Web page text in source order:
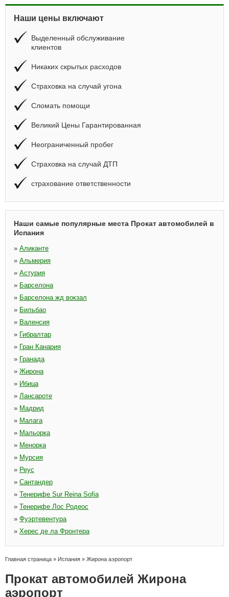
Наши цены включают
Выделенный обслуживание
клиентов
Никаких скрытых расходов
Страховка на случай угона
Сломать помощи
Великий Цены Гарантированная
Неограниченный пробег
Страховка на случай ДТП
страхование ответственности
Наши самые популярные места Прокат автомобилей в
Испания
» Аликанте
» Альмерия
» Астурия
» Барселона
» Барселона жд вокзал
» Бильбао
» Валенсия
» Гибралтар
» Гран Канария
» Гранада
» Жирона
» Ибица
» Лансароте
» Мадрид
» Малага
» Мальорка
» Менорка
» Мурсия
» Реус
» Сантандер
» Тенерифе Sur Reina Sofia
» Тенерифе Лос Родеос
» Фуэртевентура
» Херес де ла Фронтера
Главная страница » Испания » Жирона аэропорт
Прокат автомобилей Жирона
аэропорт